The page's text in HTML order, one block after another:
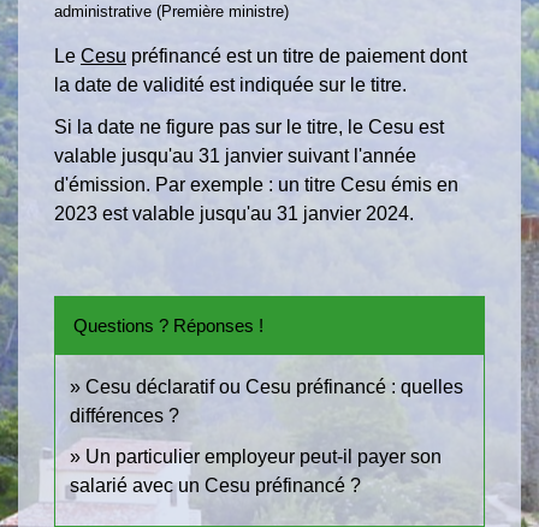
administrative (Première ministre)
Le Cesu préfinancé est un titre de paiement dont
la date de validité est indiquée sur le titre.
Si la date ne figure pas sur le titre, le Cesu est
valable jusqu'au 31 janvier suivant l'année
d'émission. Par exemple : un titre Cesu émis en
2023 est valable jusqu'au 31 janvier 2024.
Questions ? Réponses !
Cesu déclaratif ou Cesu préfinancé : quelles
différences ?
Un particulier employeur peut-il payer son
salarié avec un Cesu préfinancé ?